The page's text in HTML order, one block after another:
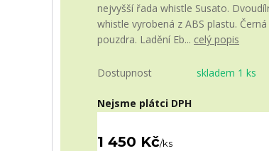
nejvyšší řada whistle Susato.
whistle vyrobená z ABS plastu.
pouzdra. Ladění Eb... celý popis
Dostupnost skladem 1 ks
Nejsme plátci DPH
1 450 Kč/ks